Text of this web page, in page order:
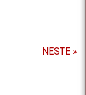
NESTE »